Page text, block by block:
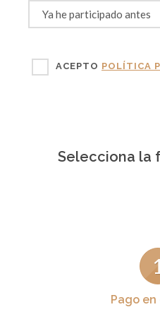
ACEPTO POLÍTICA
Selecciona la
1
Pago